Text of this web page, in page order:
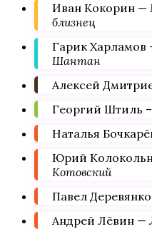
Иван Кокорин —
близнец
Гарик Харламов
Шантан
Алексей
Георгий Штиль –
Наталья
Юрий
Котовский
Павел
Андрей Лёвин —